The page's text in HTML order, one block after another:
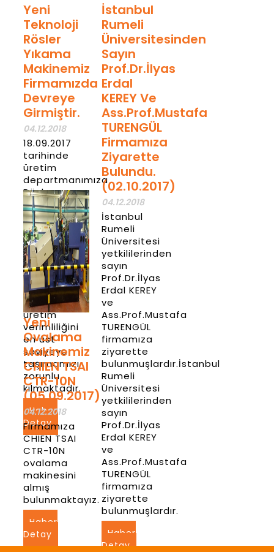
Yeni
Teknoloji
Rösler
Yıkama
Makinemiz
Firmamızda
Devreye
Girmiştir.
04.12.2018
18.09.2017
tarihinde
üretim
departmanımıza
Rösler
Yıkama
Kurutma
Makinesi
gelmiştir.
“Önce
kalite” ve
“teknolojiye
yatırım “
anlayışımız
üretim
verimliliğini
en üst
seviyeye
taşımamızı
zorunlu
kılmaktadır.
Haber
Detay
İstanbul
Rumeli
Üniversitesinden
Sayın
Prof.Dr.İlyas
Erdal
KEREY Ve
Ass.Prof.Mustafa
TURENGÜL
Firmamıza
Ziyarette
Bulundu.
(02.10.2017)
04.12.2018
İstanbul
Rumeli
Üniversitesi
yetkililerinden
sayın
Prof.Dr.İlyas
Erdal KEREY
ve
Ass.Prof.Mustafa
TURENGÜL
firmamıza
ziyarette
bulunmuşlardır.İstanbul
Rumeli
Üniversitesi
yetkililerinden
sayın
Prof.Dr.İlyas
Erdal KEREY
ve
Ass.Prof.Mustafa
TURENGÜL
firmamıza
ziyarette
bulunmuşlardır.
Haber
Detay
Yeni
Ovalama
Makinemiz
CHIEN TSAI
CTR-10N
(05.09.2017)
04.12.2018
Firmamıza
CHIEN TSAI
CTR-10N
ovalama
makinesini
almış
bulunmaktayız.
Haber
Detay